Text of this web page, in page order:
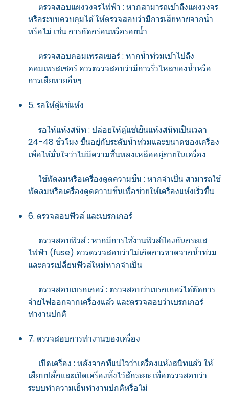
ตรวจสอบแผงวงจรไฟฟ้า : หากสามารถเข้าถึงแผงวงจร
หรือระบบควบคุมได้ ให้ตรวจสอบว่ามีการเสียหายจากน้ำ
หรือไม่ เช่น การกัดกร่อนหรือรอยน้ำ
ตรวจสอบคอมเพรสเซอร์ : หากน้ำท่วมเข้าไปถึง
คอมเพรสเซอร์ ควรตรวจสอบว่ามีการรั่วไหลของน้ำหรือ
การเสียหายอื่นๆ
5. รอให้ตู้แช่แห้ง
รอให้แห้งสนิท : ปล่อยให้ตู้แช่เย็นแห้งสนิทเป็นเวลา
24-48 ชั่วโมง ขึ้นอยู่กับระดับน้ำท่วมและขนาดของเครื่อง
เพื่อให้มั่นใจว่าไม่มีความชื้นหลงเหลืออยู่ภายในเครื่อง
ใช้พัดลมหรือเครื่องดูดความชื้น : หากจำเป็น สามารถใช้
พัดลมหรือเครื่องดูดความชื้นเพื่อช่วยให้เครื่องแห้งเร็วขึ้น
6. ตรวจสอบฟิวส์ และเบรกเกอร์
ตรวจสอบฟิวส์ : หากมีการใช้งานฟิวส์ป้องกันกระแส
ไฟฟ้า (fuse) ควรตรวจสอบว่าไม่เกิดการขาดจากน้ำท่วม
และควรเปลี่ยนฟิวส์ใหม่หากจำเป็น
ตรวจสอบเบรกเกอร์ : ตรวจสอบว่าเบรกเกอร์ได้ตัดการ
จ่ายไฟออกจากเครื่องแล้ว และตรวจสอบว่าเบรกเกอร์
ทำงานปกติ
7. ตรวจสอบการทำงานของเครื่อง
เปิดเครื่อง : หลังจากที่แน่ใจว่าเครื่องแห้งสนิทแล้ว ให้
เสียบปลั๊กและเปิดเครื่องทิ้งไว้สักระยะ เพื่อตรวจสอบว่า
ระบบทำความเย็นทำงานปกติหรือไม่